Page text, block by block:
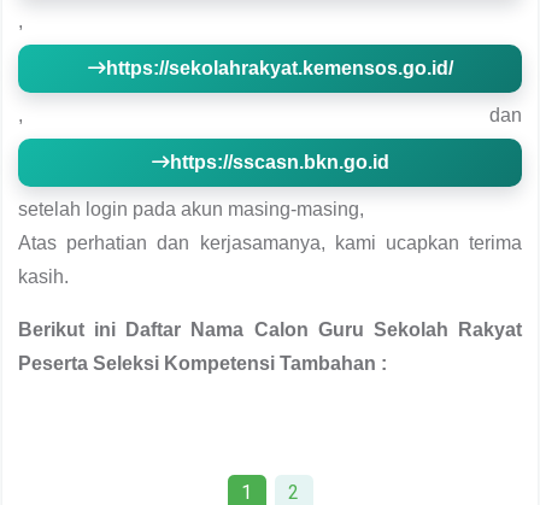
,
https://sekolahrakyat.kemensos.go.id/
, dan
https://sscasn.bkn.go.id
setelah login pada akun masing-masing,
Atas perhatian dan kerjasamanya, kami ucapkan terima
kasih.
Berikut ini Daftar Nama Calon Guru Sekolah Rakyat
Peserta Seleksi Kompetensi Tambahan :
1 2